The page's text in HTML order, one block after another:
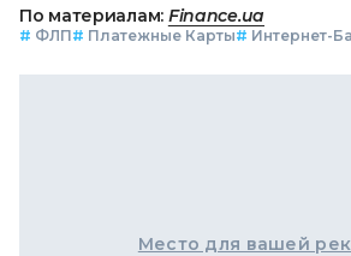
По материалам: Finance.ua
# ФЛП# Платежные Карты# Интернет-
Место для вашей